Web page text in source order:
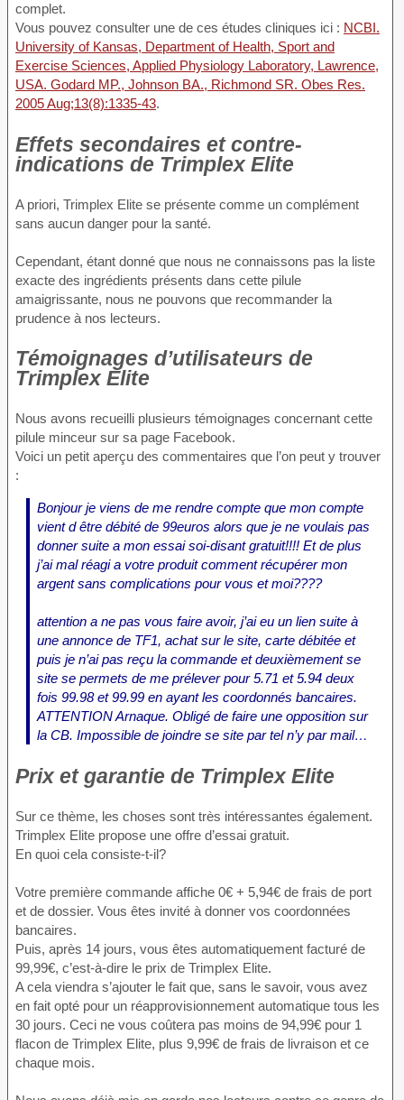
complet.
Vous pouvez consulter une de ces études cliniques ici : NCBI.
University of Kansas, Department of Health, Sport and
Exercise Sciences, Applied Physiology Laboratory, Lawrence,
USA. Godard MP., Johnson BA., Richmond SR. Obes Res.
2005 Aug;13(8):1335-43.
Effets secondaires et contre-
indications de Trimplex Elite
A priori, Trimplex Elite se présente comme un complément
sans aucun danger pour la santé.
Cependant, étant donné que nous ne connaissons pas la liste
exacte des ingrédients présents dans cette pilule
amaigrissante, nous ne pouvons que recommander la
prudence à nos lecteurs.
Témoignages d’utilisateurs de
Trimplex Elite
Nous avons recueilli plusieurs témoignages concernant cette
pilule minceur sur sa page Facebook.
Voici un petit aperçu des commentaires que l’on peut y trouver
:
Bonjour je viens de me rendre compte que mon compte
vient d être débité de 99euros alors que je ne voulais pas
donner suite a mon essai soi-disant gratuit!!!! Et de plus
j’ai mal réagi a votre produit comment récupérer mon
argent sans complications pour vous et moi????
attention a ne pas vous faire avoir, j’ai eu un lien suite à
une annonce de TF1, achat sur le site, carte débitée et
puis je n’ai pas reçu la commande et deuxièmement se
site se permets de me prélever pour 5.71 et 5.94 deux
fois 99.98 et 99.99 en ayant les coordonnés bancaires.
ATTENTION Arnaque. Obligé de faire une opposition sur
la CB. Impossible de joindre se site par tel n’y par mail…
Prix et garantie de Trimplex Elite
Sur ce thème, les choses sont très intéressantes également.
Trimplex Elite propose une offre d’essai gratuit.
En quoi cela consiste-t-il?
Votre première commande affiche 0€ + 5,94€ de frais de port
et de dossier. Vous êtes invité à donner vos coordonnées
bancaires.
Puis, après 14 jours, vous êtes automatiquement facturé de
99,99€, c’est-à-dire le prix de Trimplex Elite.
A cela viendra s’ajouter le fait que, sans le savoir, vous avez
en fait opté pour un réapprovisionnement automatique tous les
30 jours. Ceci ne vous coûtera pas moins de 94,99€ pour 1
flacon de Trimplex Elite, plus 9,99€ de frais de livraison et ce
chaque mois.